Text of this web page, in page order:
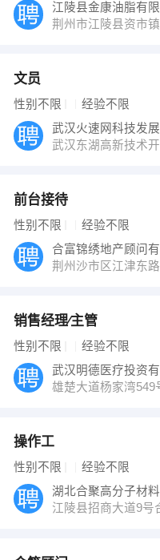
江陵县金康油脂有
荆州市江陵县资市镇
文员
性别不限 经验不限
武汉火速网科技发
武汉东湖高新技术
前台接待
性别不限 经验不限
荆州沙市区江津东
销售经理∕主管
性别不限 经验不限
武汉明德医疗投资
雄楚大道杨家湾549
操作工
性别不限 经验不限
湖北合聚高分子材
江陵县招商大道9号